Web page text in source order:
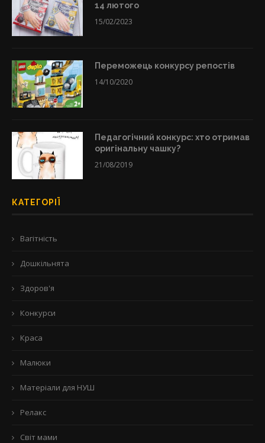
14 лютого
15/02/2023
Переможець конкурсу репостів
14/10/2020
Педагогічний конкурс: хто отримав
оригінальну чашку?
21/08/2019
КАТЕГОРІЇ
Вагітність
Дошкільнята
Здоров'я
Конкурси
Краса
Малюки
Матеріали для НУШ
Релакс
Світ мами